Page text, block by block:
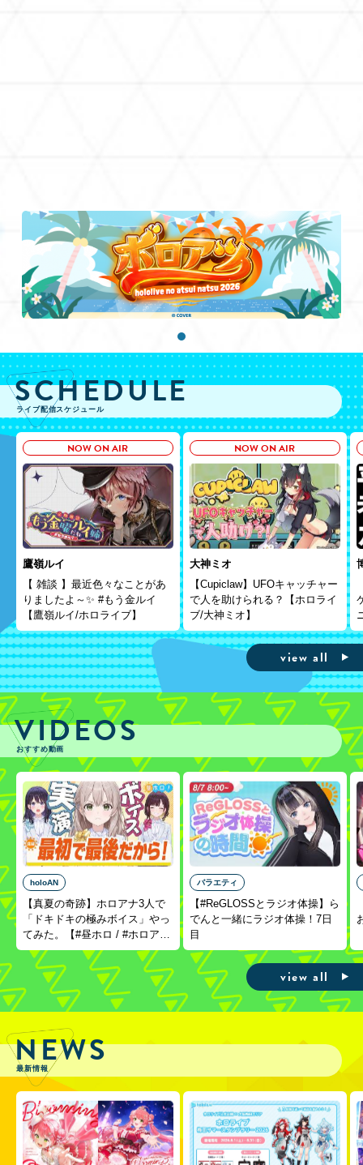
SCHEDULE
ライブ配信スケジュール
NOW ON AIR
鷹嶺ルイ
【 雑談 】最近色々なことがあ
りましたよ～✨ #もう金ルイ
【鷹嶺ルイ/ホロライブ】
NOW ON AIR
大神ミオ
【Cupiclaw】UFOキャッチャー
で人を助けられる？【ホロライ
ブ/大神ミオ】
view all
VIDEOS
おすすめ動画
holoAN
【真夏の奇跡】ホロアナ3人で
「ドキドキの極みボイス」やっ
てみた。【#昼ホロ / #ホロア
ナ】
バラエティ
【#ReGLOSSとラジオ体操】ら
でんと一緒にラジオ体操！7日
目
view all
NEWS
最新情報